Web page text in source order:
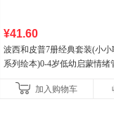
¥41.60
波西和皮普7册经典套装(小小
系列绘本)0-4岁低幼启蒙情绪
养好品质，发现快
加入购物车